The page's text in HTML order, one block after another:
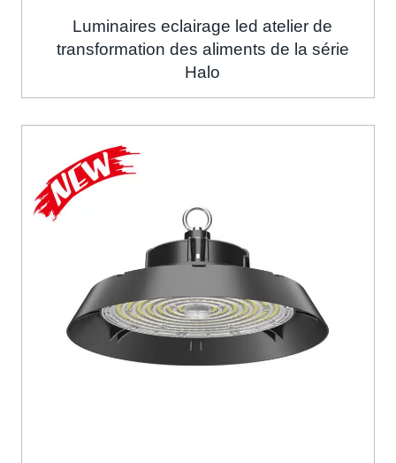
Luminaires eclairage led atelier de
transformation des aliments de la série
Halo